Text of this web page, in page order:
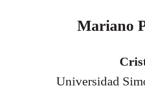
Mariano
Universidad